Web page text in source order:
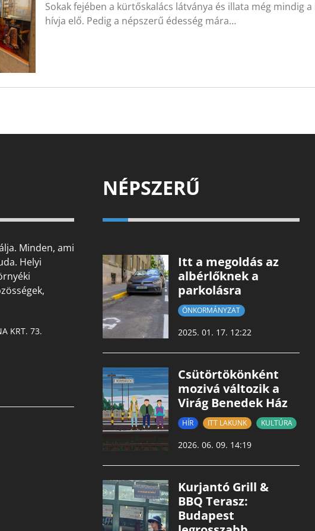
Sokak fejében a kürtőskalács látványa és illata még mindig
hívja elő. Pedig a népszerű édesség mára…
Minden, ami
Helyi
KRT. 73.
NÉPSZERŰ
Itt a megoldás az
albérlőknek a
parkolásra
ÖNKORMÁNYZAT
2025. 01. 17. 12:22
Csütörtökönként
mozivá változik a
Virág Benedek Ház
HÍR ITT LAKUNK KULTÚRA
2026. 06. 09. 14:19
Kurjantó Grill &
BBQ Terasz:
Budapest